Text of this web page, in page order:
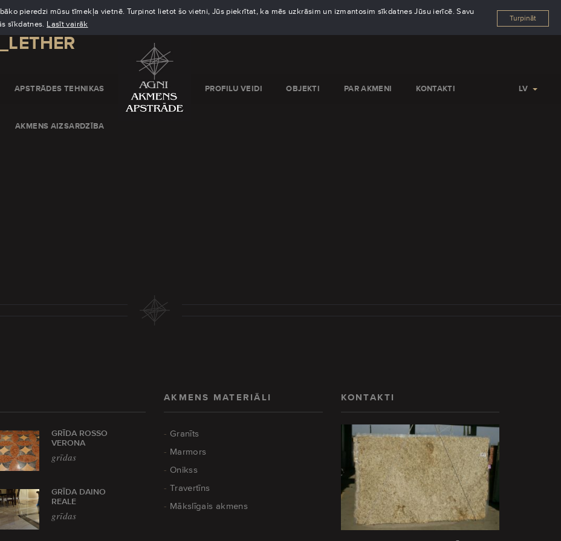
pieredzi mūsu tīmekļa vietnē. Turpinot lietot šo vietni, Jūs piekrītat, ka mēs uzkrāsim un izmantosim sīkdatnes Jūsu ierīcē. Savu
sīkdatnes. Lasīt vairāk
Turpināt
APSTRĀDES TEHNIKAS
AKMENS AIZSARDZĪBA
PROFILU VEIDI OBJEKTI PAR AKMENI KONTAKTI LV
GRĪDA ROSSO
VERONA
grīdas
GRĪDA DAINO
REALE
grīdas
AKMENS MATERIĀLI
Granīts
Marmors
Onikss
Travertīns
Mākslīgais akmens
KONTAKTI